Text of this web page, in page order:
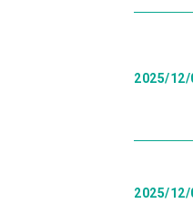
2025/12/
2025/12/